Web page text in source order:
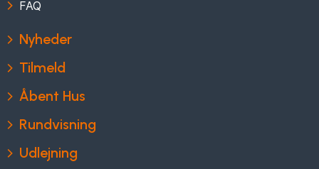
FAQ
Nyheder
Tilmeld
Åbent Hus
Rundvisning
Udlejning